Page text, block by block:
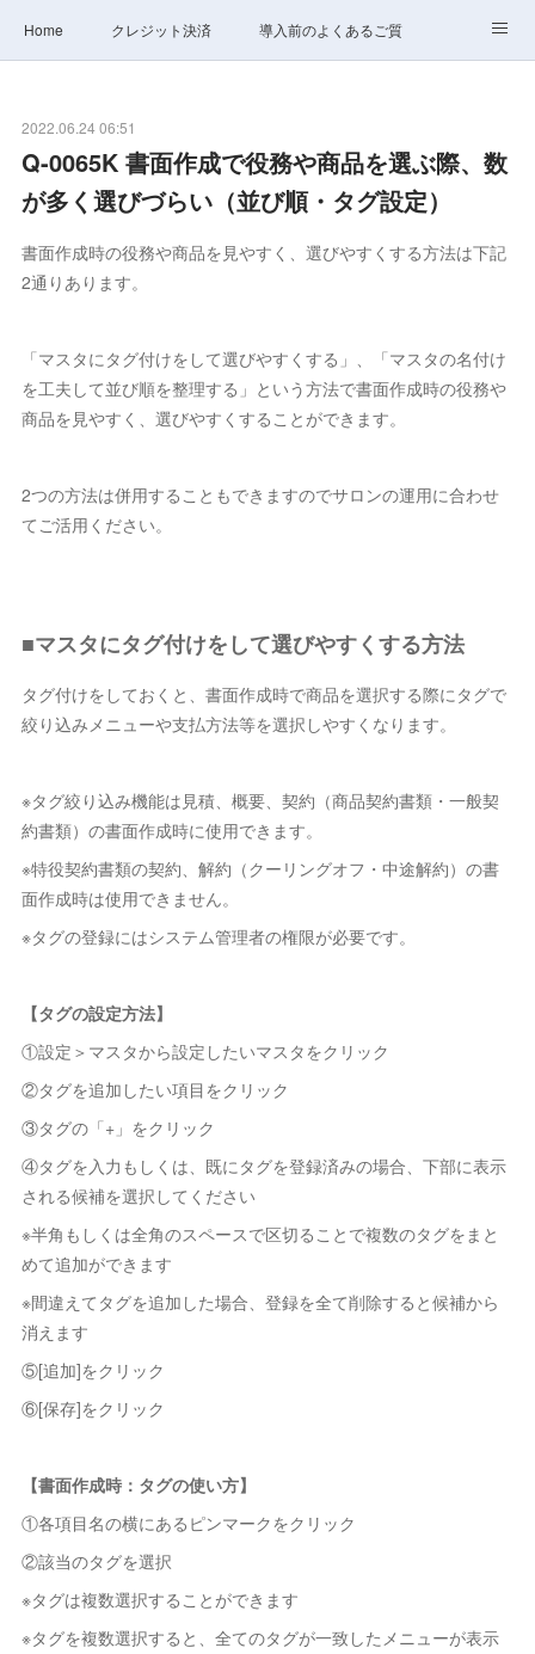
Home クレジット決済 導入前のよくあるご質問
2022.06.24 06:51
Q-0065K 書面作成で役務や商品を選ぶ際、数
が多く選びづらい（並び順・タグ設定）
書面作成時の役務や商品を見やすく、選びやすくする方法は下記
2通りあります。
「マスタにタグ付けをして選びやすくする」、「マスタの名付け
を工夫して並び順を整理する」という方法で書面作成時の役務や
商品を見やすく、選びやすくすることができます。
2つの方法は併用することもできますのでサロンの運用に合わせ
てご活用ください。
■マスタにタグ付けをして選びやすくする方法
タグ付けをしておくと、書面作成時で商品を選択する際にタグで
絞り込みメニューや支払方法等を選択しやすくなります。
※タグ絞り込み機能は見積、概要、契約（商品契約書類・一般契
約書類）の書面作成時に使用できます。
※特役契約書類の契約、解約（クーリングオフ・中途解約）の書
面作成時は使用できません。
※タグの登録にはシステム管理者の権限が必要です。
【タグの設定方法】
①設定＞マスタから設定したいマスタをクリック
②タグを追加したい項目をクリック
③タグの「+」をクリック
④タグを入力もしくは、既にタグを登録済みの場合、下部に表示
される候補を選択してください
※半角もしくは全角のスペースで区切ることで複数のタグをまと
めて追加ができます
※間違えてタグを追加した場合、登録を全て削除すると候補から
消えます
⑤[追加]をクリック
⑥[保存]をクリック
【書面作成時：タグの使い方】
①各項目名の横にあるピンマークをクリック
②該当のタグを選択
※タグは複数選択することができます
※タグを複数選択すると、全てのタグが一致したメニューが表示